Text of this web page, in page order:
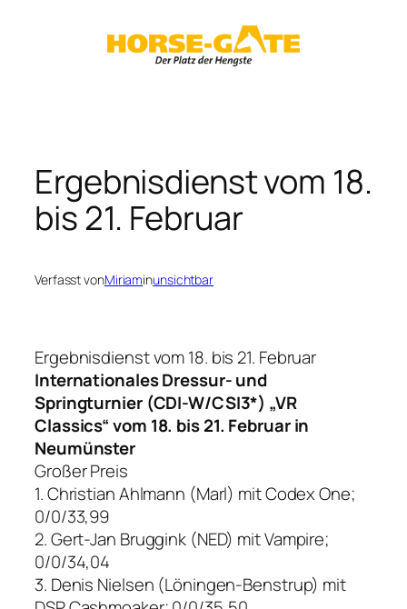
Ergebnisdienst vom 18.
bis 21. Februar
Verfasst vonMiriaminunsichtbar
Ergebnisdienst vom 18. bis 21. Februar
Internationales Dressur- und
Springturnier (CDI-W/CSI3*) „VR
Classics“ vom 18. bis 21. Februar in
Neumünster
Großer Preis
1. Christian Ahlmann (Marl) mit Codex One;
0/0/33,99
2. Gert-Jan Bruggink (NED) mit Vampire;
0/0/34,04
3. Denis Nielsen (Löningen-Benstrup) mit